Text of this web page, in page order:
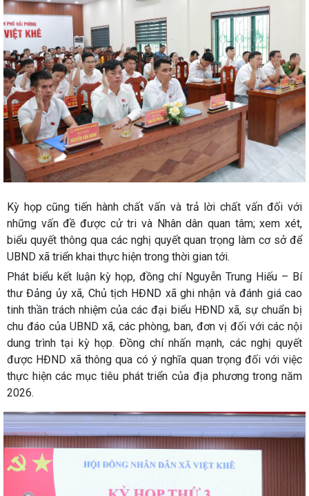
Kỳ họp cũng tiến hành chất vấn và trả lời chất vấn đối với
những vấn đề được cử tri và Nhân dân quan tâm; xem xét,
biểu quyết thông qua các nghị quyết quan trọng làm cơ sở để
UBND xã triển khai thực hiện trong thời gian tới.
Phát biểu kết luận kỳ họp, đồng chí Nguyễn Trung Hiếu – Bí
thư Đảng ủy xã, Chủ tịch HĐND xã ghi nhận và đánh giá cao
tinh thần trách nhiệm của các đại biểu HĐND xã, sự chuẩn bị
chu đáo của UBND xã, các phòng, ban, đơn vị đối với các nội
dung trình tại kỳ họp. Đồng chí nhấn mạnh, các nghị quyết
được HĐND xã thông qua có ý nghĩa quan trọng đối với việc
thực hiện các mục tiêu phát triển của địa phương trong năm
2026.